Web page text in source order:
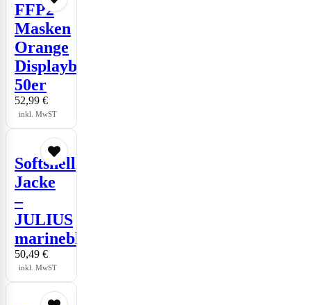
FFP2
Masken
Orange
Displaybox
50er
52,99 €
inkl. MwST
Softshell
Jacke
–
JULIUS
marineblau
50,49 €
inkl. MwST